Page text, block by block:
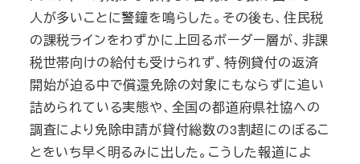
人が多いことに警鐘を鳴らした。その後も、住民税
の課税ラインをわずかに上回るボーダー層が、非課
税世帯向けの給付も受けられず、特例貸付の返済
開始が迫る中で償還免除の対象にもならずに追い
詰められている実態や、全国の都道府県社協への
調査により免除申請が貸付総数の3割超にのぼるこ
とをいち早く明るみに出した。こうした報道によ